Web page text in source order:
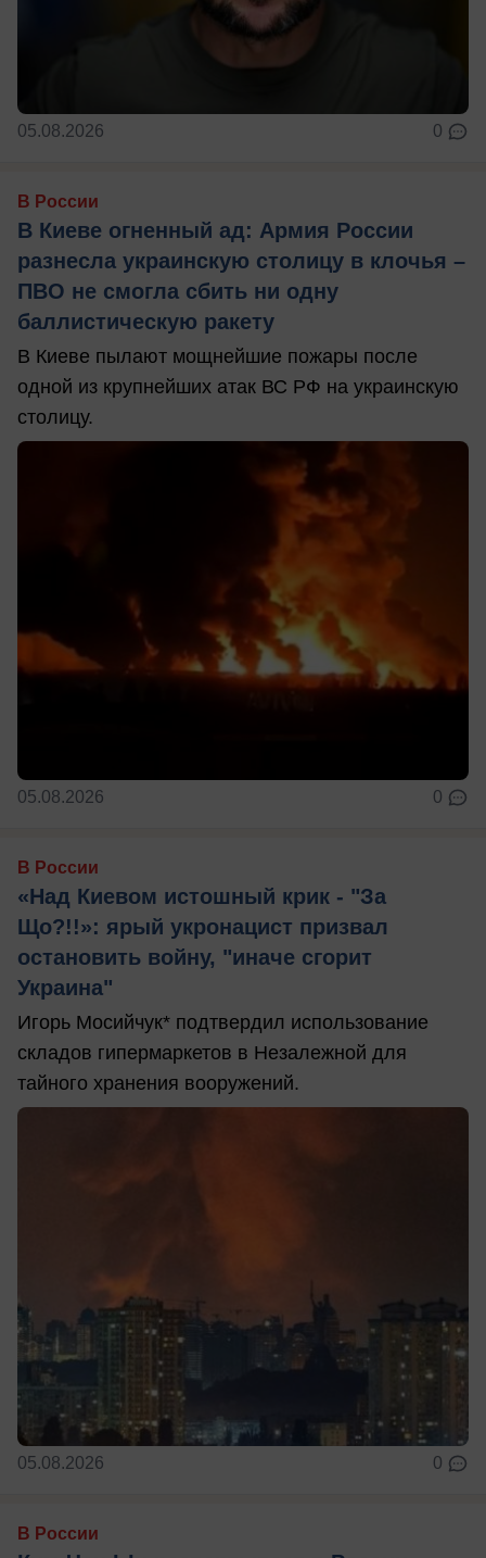
05.08.2026 0
В России
В Киеве огненный ад: Армия России
разнесла украинскую столицу в клочья –
ПВО не смогла сбить ни одну
баллистическую ракету
В Киеве пылают мощнейшие пожары после
одной из крупнейших атак ВС РФ на украинскую
столицу.
05.08.2026 0
В России
«Над Киевом истошный крик - "За
Що?!!»: ярый укронацист призвал
остановить войну, "иначе сгорит
Украина"
Игорь Мосийчук* подтвердил использование
складов гипермаркетов в Незалежной для
тайного хранения вооружений.
05.08.2026 0
В России